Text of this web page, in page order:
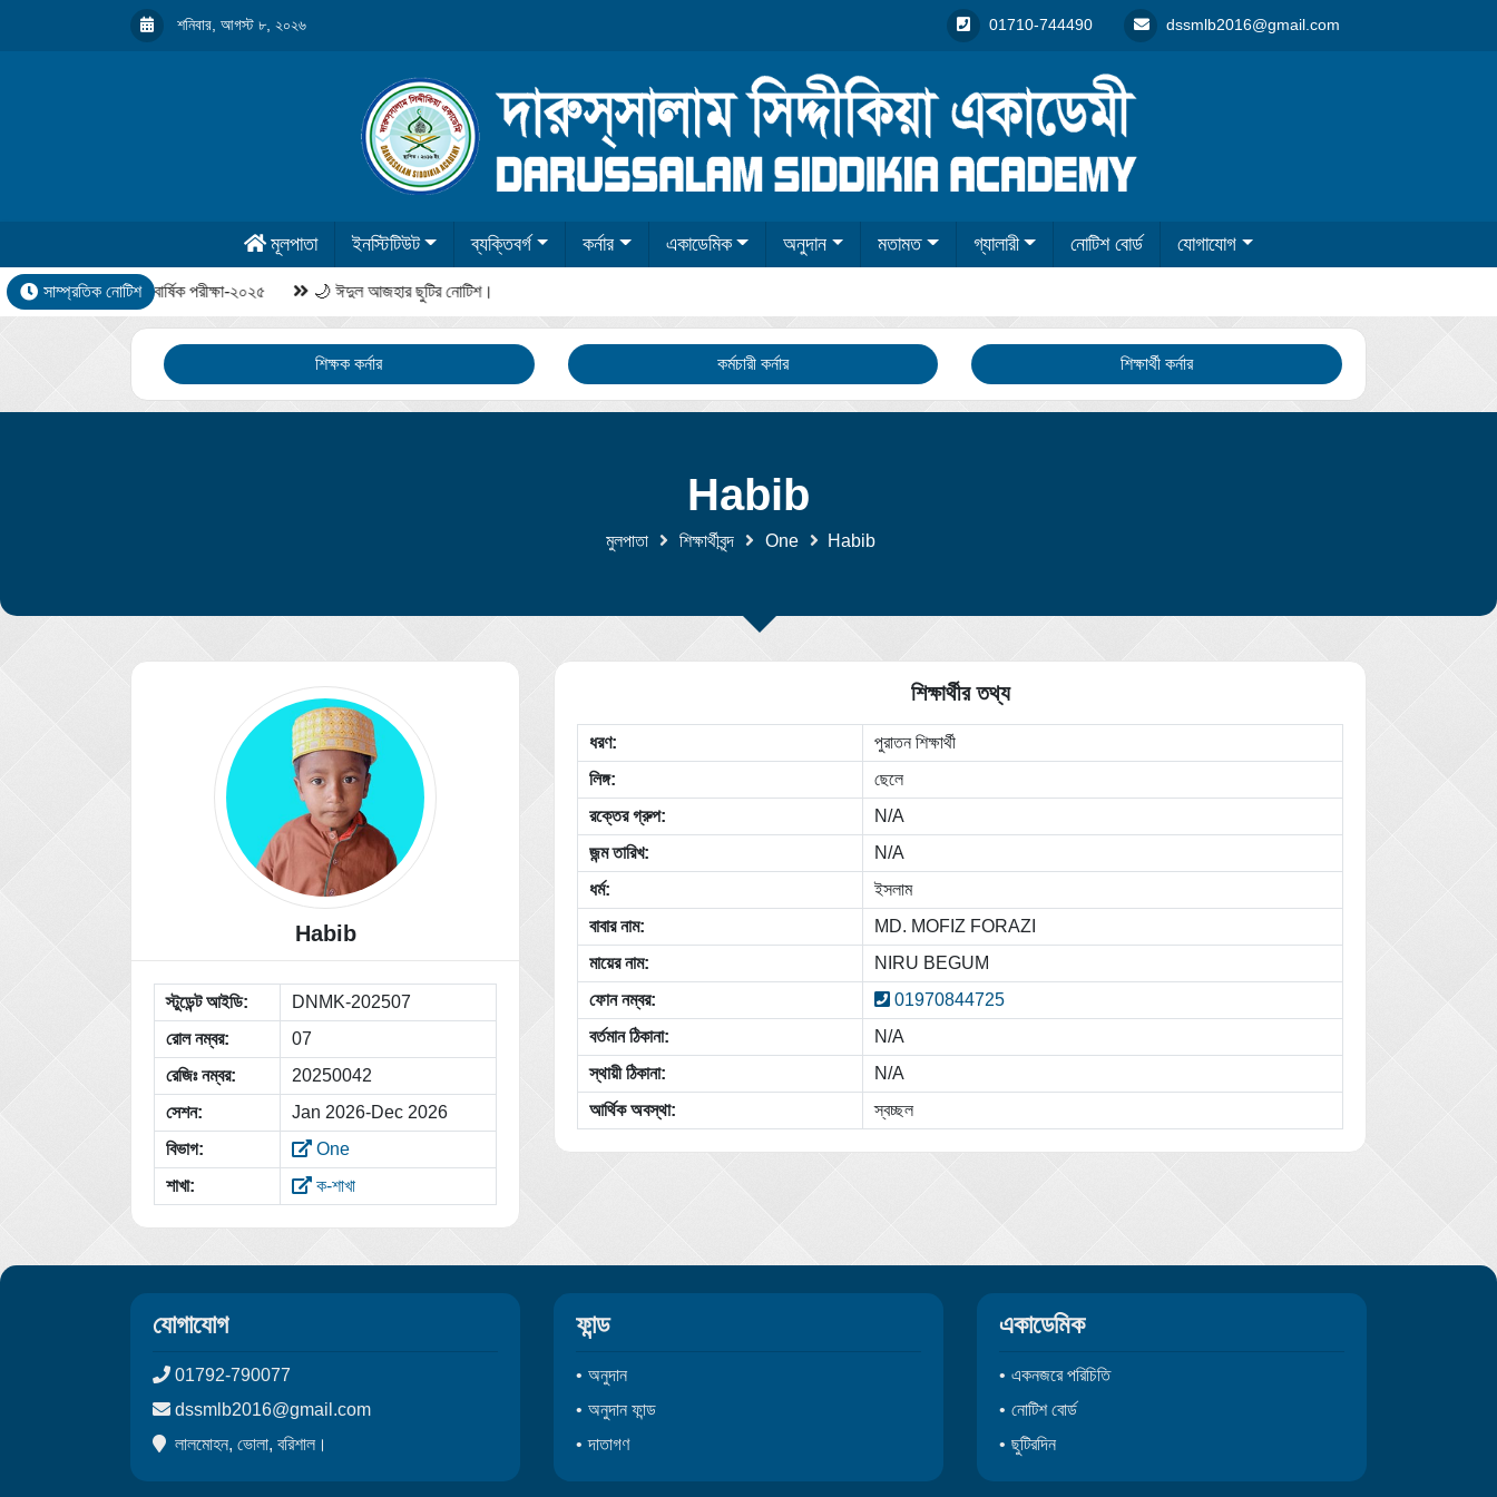
শনিবার, আগস্ট ৮, ২০২৬ 01710-744490 dssmlb2016@gmail.com
মূলপাতা ইনস্টিটিউট ব্যক্তিবর্গ কর্নার একাডেমিক অনুদান মতামত গ্যালারী নোটিশ বোর্ড যোগাযোগ
সাম্প্রতিক নোটিশ বার্ষিক পরীক্ষা-২০২৫ 🌙 ঈদুল আজহার ছুটির নোটিশ।
শিক্ষক কর্নার কর্মচারী কর্নার শিক্ষার্থী কর্নার
Habib
মুলপাতা শিক্ষার্থীবৃন্দ One Habib
Habib
স্টুডেন্ট আইডি:
DNMK-202507
রোল নম্বর:
07
রেজিঃ নম্বর:
20250042
সেশন:
Jan 2026-Dec 2026
বিভাগ:
One
শাখা:
ক-শাখা
শিক্ষার্থীর তথ্য
ধরণ:
পুরাতন শিক্ষার্থী
লিঙ্গ:
ছেলে
রক্তের গ্রুপ:
N/A
জন্ম তারিখ:
N/A
ধর্ম:
ইসলাম
বাবার নাম:
MD. MOFIZ FORAZI
মায়ের নাম:
NIRU BEGUM
ফোন নম্বর:
01970844725
বর্তমান ঠিকানা:
N/A
স্থায়ী ঠিকানা:
N/A
আর্থিক অবস্থা:
স্বচ্ছল
যোগাযোগ
01792-790077
dssmlb2016@gmail.com
লালমোহন, ভোলা, বরিশাল।
ফান্ড
অনুদান
অনুদান ফান্ড
দাতাগণ
একাডেমিক
একনজরে পরিচিতি
নোটিশ বোর্ড
ছুটিরদিন